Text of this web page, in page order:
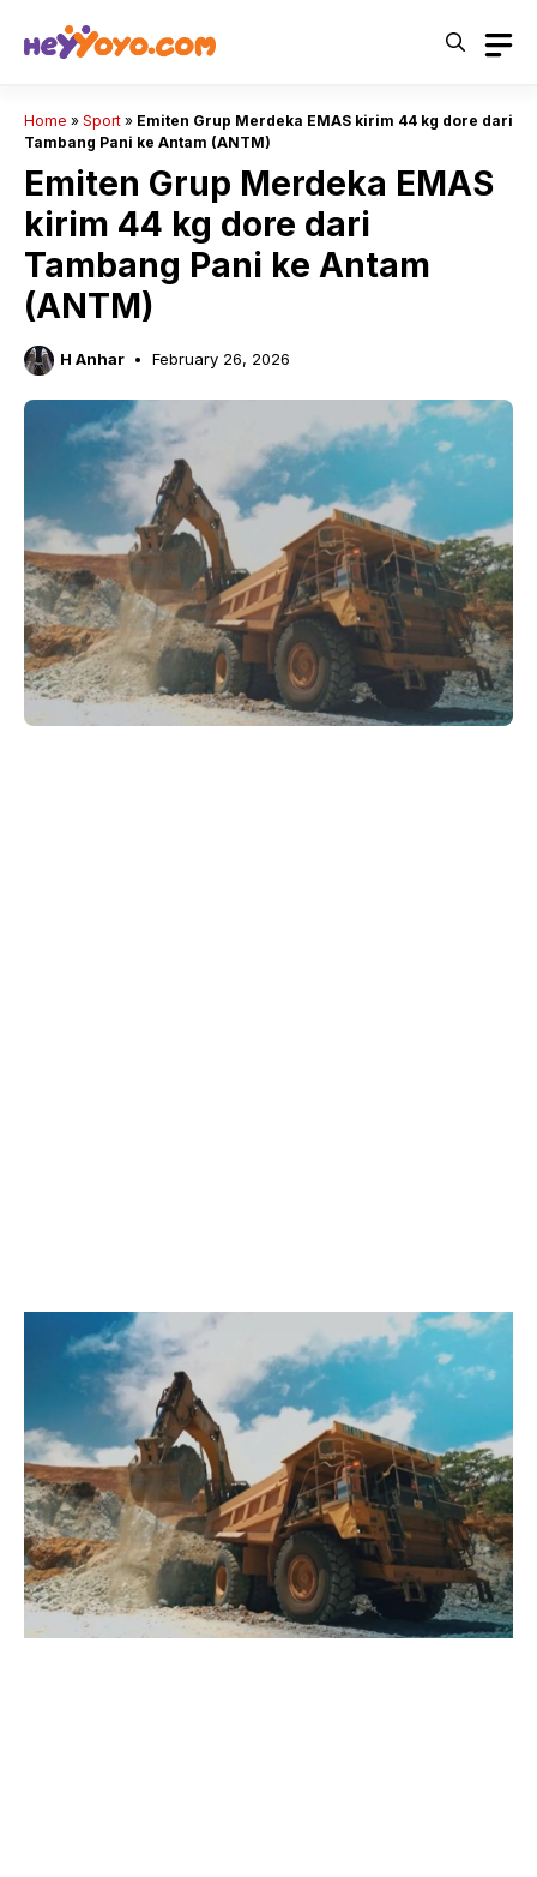
Home » Sport » Emiten Grup Merdeka EMAS kirim 44 kg dore dari
Tambang Pani ke Antam (ANTM)
Emiten Grup Merdeka EMAS
kirim 44 kg dore dari
Tambang Pani ke Antam
(ANTM)
H Anhar February 26, 2026